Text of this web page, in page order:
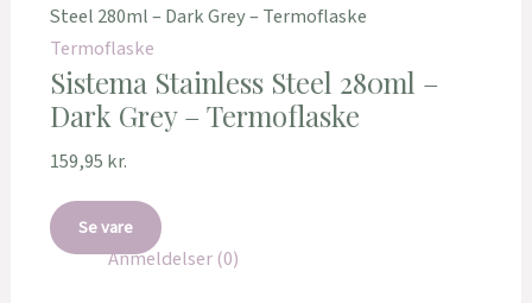
Steel 280ml – Dark Grey – Termoflaske
Termoflaske
Sistema Stainless Steel 280ml –
Dark Grey – Termoflaske
159,95 kr.
Se vare
Anmeldelser (0)